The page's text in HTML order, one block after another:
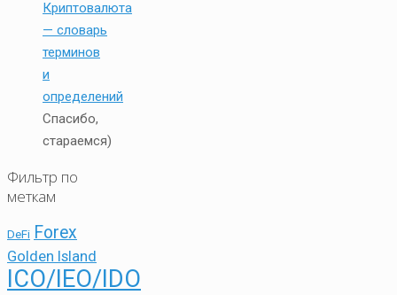
Криптовалюта
— словарь
терминов
и
определений
Спасибо,
стараемся)
Фильтр по
меткам
DeFi Forex
Golden Island
ICO/IEO/IDO